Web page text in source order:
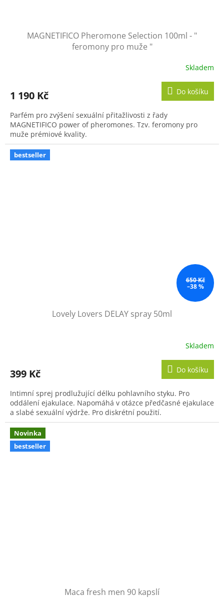
MAGNETIFICO Pheromone Selection 100ml - "
feromony pro muže "
je
z
5
hvězdiček.
Skladem
1 190 Kč Do košíku
Parfém pro zvýšení sexuální přitažlivosti z řady
MAGNETIFICO power of pheromones. Tzv. feromony pro
muže prémiové kvality.
bestseller
650 Kč
–38 %
Lovely Lovers DELAY spray 50ml
Skladem
399 Kč Do košíku
Intimní sprej prodlužující délku pohlavního styku. Pro
oddálení ejakulace. Napomáhá v otázce předčasné ejakulace
a slabé sexuální výdrže. Pro diskrétní použití.
Novinka
bestseller
Maca fresh men 90 kapslí